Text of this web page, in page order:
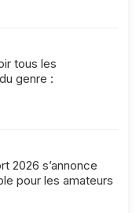
tous les
genre :
2026 s’annonce
pour les amateurs